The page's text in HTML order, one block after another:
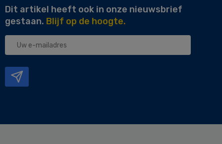
Dit artikel heeft ook in onze nieuwsbrief
gestaan. Blijf op de hoogte.
Uw